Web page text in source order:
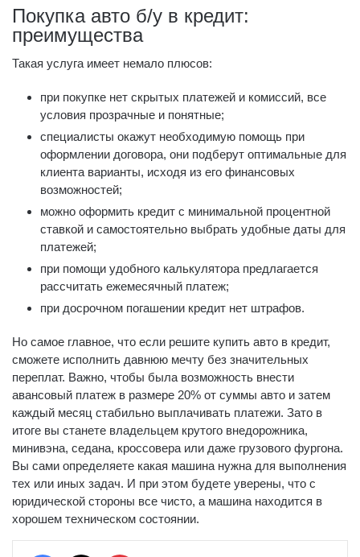
Покупка авто б/у в кредит:
преимущества
Такая услуга имеет немало плюсов:
при покупке нет скрытых платежей и комиссий, все
условия прозрачные и понятные;
специалисты окажут необходимую помощь при
оформлении договора, они подберут оптимальные для
клиента варианты, исходя из его финансовых
возможностей;
можно оформить кредит с минимальной процентной
ставкой и самостоятельно выбрать удобные даты для
платежей;
при помощи удобного калькулятора предлагается
рассчитать ежемесячный платеж;
при досрочном погашении кредит нет штрафов.
Но самое главное, что если решите купить авто в кредит,
сможете исполнить давнюю мечту без значительных
переплат. Важно, чтобы была возможность внести
авансовый платеж в размере 20% от суммы авто и затем
каждый месяц стабильно выплачивать платежи. Зато в
итоге вы станете владельцем крутого внедорожника,
минивэна, седана, кроссовера или даже грузового фургона.
Вы сами определяете какая машина нужна для выполнения
тех или иных задач. И при этом будете уверены, что с
юридической стороны все чисто, а машина находится в
хорошем техническом состоянии.